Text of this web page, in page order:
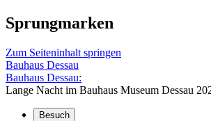
Sprungmarken
Zum Seiteninhalt springen
Bauhaus Dessau
Bauhaus Dessau:
Lange Nacht im Bauhaus Museum Dessau
Besuch